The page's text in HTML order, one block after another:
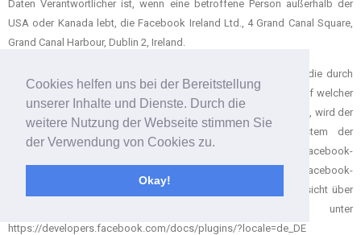
Cookies helfen uns bei der Bereitstellung
unserer Inhalte und Dienste. Durch die
weitere Nutzung der Webseite stimmen Sie
der Verwendung von Cookies zu.
Okay!
Daten Verantwortlicher ist, wenn eine betroffene Person außerhalb der
USA oder Kanada lebt, die Facebook Ireland Ltd., 4 Grand Canal Square,
Grand Canal Harbour, Dublin 2, Ireland.
Durch jeden Aufruf einer der Einzelseiten dieser Internetseite, die durch
den für die Verarbeitung Verantwortlichen betrieben wird und auf welcher
eine Facebook-Komponente (Facebook-Plug-In) integriert wurde, wird der
Internetbrowser auf dem informationstechnologischen System der
betroffenen Person automatisch durch die jeweilige Facebook-
Komponente veranlasst, eine Darstellung der entsprechenden Facebook-
Komponente von Facebook herunterzuladen. Eine Gesamtübersicht über
alle Facebook-Plug-Ins kann unter
https://developers.facebook.com/docs/plugins/?locale=de_DE